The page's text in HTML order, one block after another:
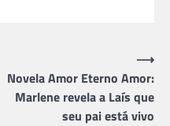
Novela Amor Eterno Amor:
Marlene revela a Laís que
seu pai está vivo
⟶